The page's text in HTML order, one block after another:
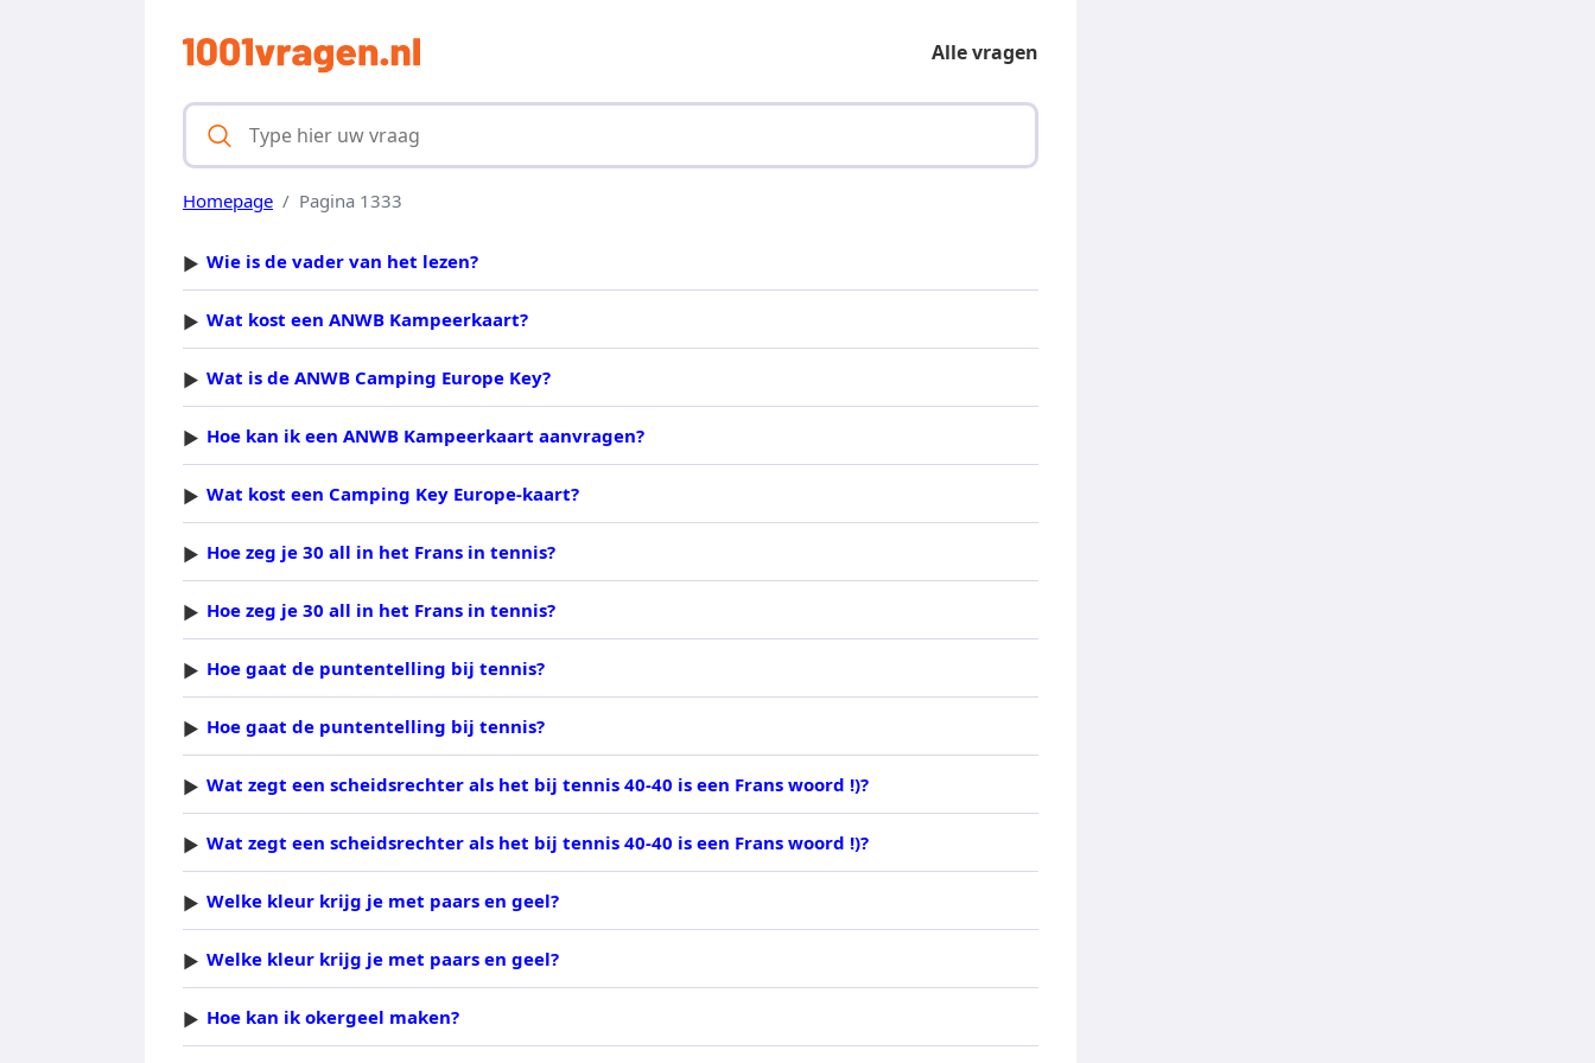
Alle vragen
Homepage Pagina 1333
Wie is de vader van het lezen?
Wat kost een ANWB Kampeerkaart?
Wat is de ANWB Camping Europe Key?
Hoe kan ik een ANWB Kampeerkaart aanvragen?
Wat kost een Camping Key Europe-kaart?
Hoe zeg je 30 all in het Frans in tennis?
Hoe zeg je 30 all in het Frans in tennis?
Hoe gaat de puntentelling bij tennis?
Hoe gaat de puntentelling bij tennis?
Wat zegt een scheidsrechter als het bij tennis 40-40 is een Frans woord !)?
Wat zegt een scheidsrechter als het bij tennis 40-40 is een Frans woord !)?
Welke kleur krijg je met paars en geel?
Welke kleur krijg je met paars en geel?
Hoe kan ik okergeel maken?